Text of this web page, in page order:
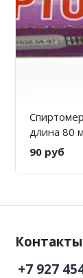
длина 80
90 руб
Контакты
+7 927